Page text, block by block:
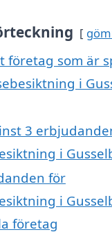
företag som är
i
3
i
för
i
företag